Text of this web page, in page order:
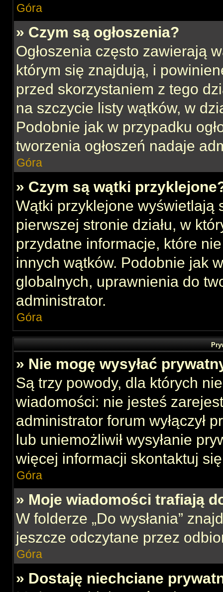
Góra
» Czym są ogłoszenia?
Ogłoszenia często zawierają
którym się znajdują, i
przed skorzystaniem z tego
na szczycie listy wątków, w
Podobnie jak w przypadku
tworzenia ogłoszeń nadaje
Góra
» Czym są wątki
Wątki przyklejone wyświetlają
pierwszej stronie działu, w
przydatne informacje, które
innych wątków. Podobnie jak
globalnych, uprawnienia do
administrator.
Góra
» Nie mogę wysyłać
Są trzy powody, dla których
wiadomości: nie jesteś
administrator forum wyłączył
lub uniemożliwił wysyłanie
więcej informacji skontaktuj
Góra
» Moje wiadomości trafiają
W folderze „Do wysłania”
jeszcze odczytane przez
Góra
» Dostaję niechciane